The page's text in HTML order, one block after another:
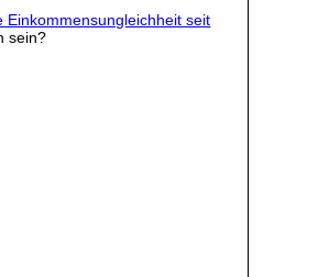
Einkommensungleichheit seit
sein?